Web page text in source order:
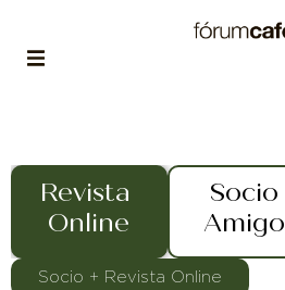
de fórum
BLOG
es tu
Revista
Online
Socio
Amigo
Socio + Revista Online